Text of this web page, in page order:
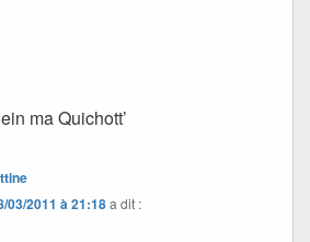
ma Quichott’
03/2011 à 21:18a dit :